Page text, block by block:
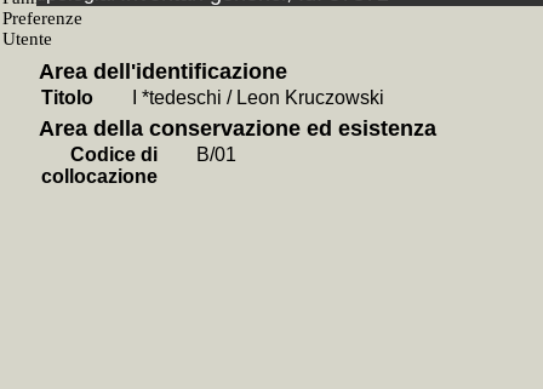
+Le
Area dell'identificazione
Titolo I *tedeschi / Leon Kruczowski
Area della conservazione ed esistenza
Codice di
collocazione
B/01